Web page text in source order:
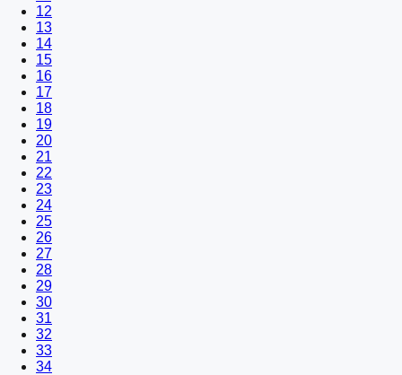
12
13
14
15
16
17
18
19
20
21
22
23
24
25
26
27
28
29
30
31
32
33
34